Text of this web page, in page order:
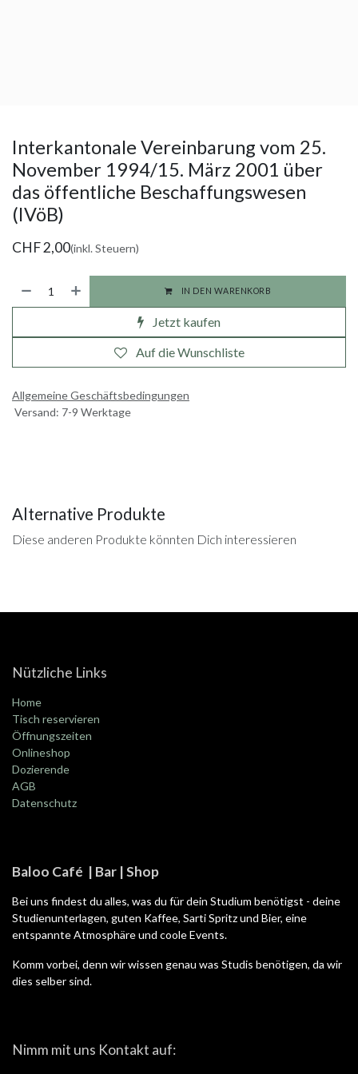
Interkantonale Vereinbarung vom 25.
November 1994/15. März 2001 über
das öffentliche Beschaffungswesen
(IVöB)
CHF2,00(inkl. Steuern)
IN DEN WARENKORB
Jetzt kaufen
Auf die Wunschliste
Allgemeine Geschäftsbedingungen
Versand: 7-9 Werktage
Alternative Produkte
Diese anderen Produkte könnten Dich interessieren
Nützliche Links
Home
Tisch reservieren
Öffnungszeiten
Onlineshop
Dozierende
AGB
Datenschutz
Baloo Café | Bar | Shop
Bei uns findest du alles, was du für dein Studium benötigst - deine
Studienunterlagen, guten Kaffee, Sarti Spritz und Bier, eine
entspannte Atmosphäre und coole Events.
Komm vorbei, denn wir wissen genau was Studis benötigen, da wir
dies selber sind.
Nimm mit uns Kontakt auf: